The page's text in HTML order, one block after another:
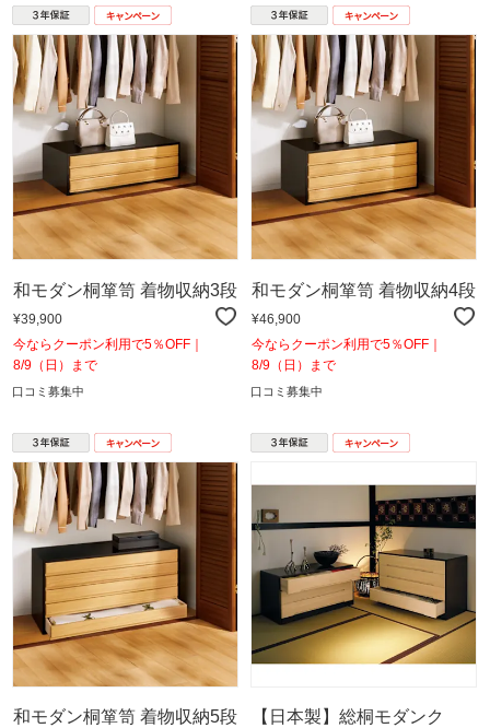
和モダン桐箪笥 着物収納3段
¥39,900
今ならクーポン利用で5％OFF｜
8/9（日）まで
口コミ募集中
和モダン桐箪笥 着物収納4段
¥46,900
今ならクーポン利用で5％OFF｜
8/9（日）まで
口コミ募集中
和モダン桐箪笥 着物収納5段
【日本製】総桐モダンク